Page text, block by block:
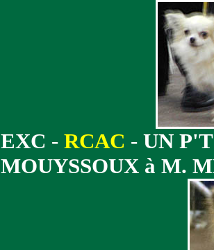
EXC - RCAC - UN
MOUYSSOUX à M.